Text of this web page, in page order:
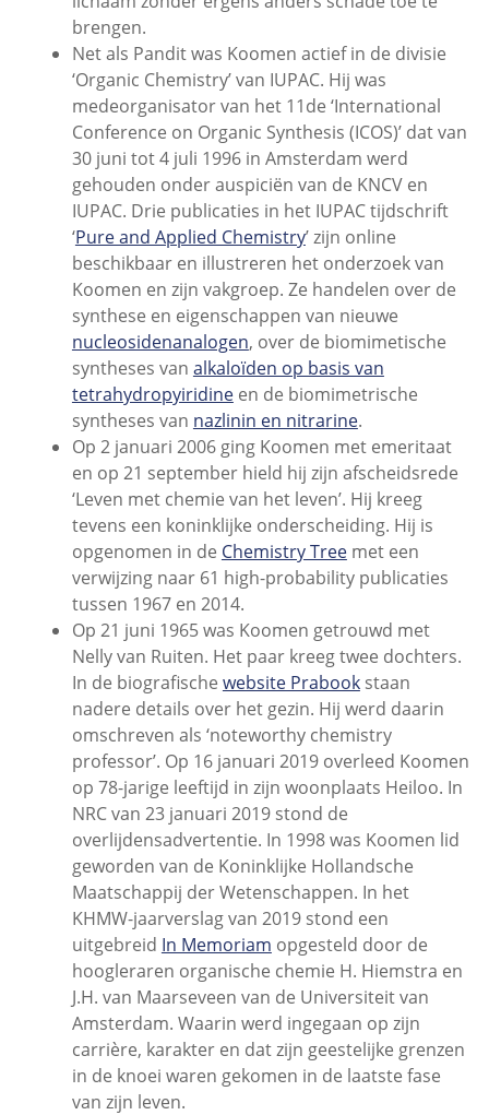
brengen.
Net als Pandit was Koomen actief in de divisie
‘Organic Chemistry’ van IUPAC. Hij was
medeorganisator van het 11de ‘International
Conference on Organic Synthesis (ICOS)’ dat van
30 juni tot 4 juli 1996 in Amsterdam werd
gehouden onder auspiciën van de KNCV en
IUPAC. Drie publicaties in het IUPAC tijdschrift
‘Pure and Applied Chemistry’ zijn online
beschikbaar en illustreren het onderzoek van
Koomen en zijn vakgroep. Ze handelen over de
synthese en eigenschappen van nieuwe
nucleosidenanalogen, over de biomimetische
syntheses van alkaloïden op basis van
tetrahydropyiridineen de biomimetrische
syntheses van nazlinin en nitrarine.
Op 2 januari 2006 ging Koomen met emeritaat
en op 21 september hield hij zijn afscheidsrede
‘Leven met chemie van het leven’. Hij kreeg
tevens een koninklijke onderscheiding. Hij is
opgenomen in de Chemistry Treemet een
verwijzing naar 61 high-probability publicaties
tussen 1967 en 2014.
Op 21 juni 1965 was Koomen getrouwd met
Nelly van Ruiten. Het paar kreeg twee dochters.
In de biografische website Prabookstaan
nadere details over het gezin. Hij werd daarin
omschreven als ‘noteworthy chemistry
professor’. Op 16 januari 2019 overleed Koomen
op 78-jarige leeftijd in zijn woonplaats Heiloo. In
NRC van 23 januari 2019 stond de
overlijdensadvertentie. In 1998 was Koomen lid
geworden van de Koninklijke Hollandsche
Maatschappij der Wetenschappen. In het
KHMW-jaarverslag van 2019 stond een
uitgebreid In Memoriam opgesteld door de
hoogleraren organische chemie H. Hiemstra en
J.H. van Maarseveen van de Universiteit van
Amsterdam. Waarin werd ingegaan op zijn
carrière, karakter en dat zijn geestelijke grenzen
in de knoei waren gekomen in de laatste fase
van zijn leven.